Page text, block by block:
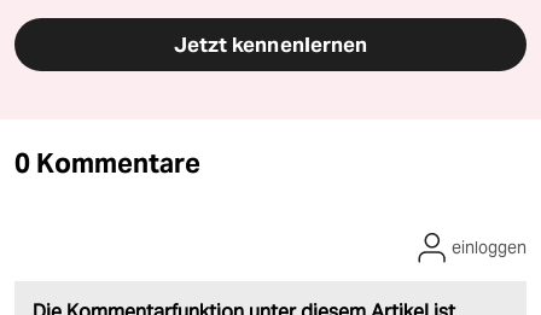
Jetzt kennenlernen
0 Kommentare
einloggen